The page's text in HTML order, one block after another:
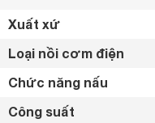
Xuất xứ
Loại nồi cơm điện
Chức năng nấu
Công suất